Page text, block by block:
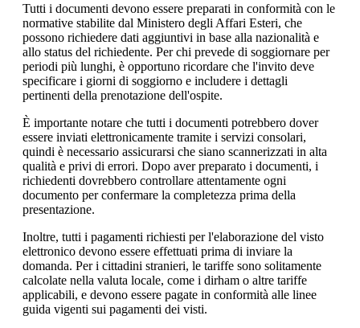
Tutti i documenti devono essere preparati in conformità con le
normative stabilite dal Ministero degli Affari Esteri, che
possono richiedere dati aggiuntivi in base alla nazionalità e
allo status del richiedente. Per chi prevede di soggiornare per
periodi più lunghi, è opportuno ricordare che l'invito deve
specificare i giorni di soggiorno e includere i dettagli
pertinenti della prenotazione dell'ospite.
È importante notare che tutti i documenti potrebbero dover
essere inviati elettronicamente tramite i servizi consolari,
quindi è necessario assicurarsi che siano scannerizzati in alta
qualità e privi di errori. Dopo aver preparato i documenti, i
richiedenti dovrebbero controllare attentamente ogni
documento per confermare la completezza prima della
presentazione.
Inoltre, tutti i pagamenti richiesti per l'elaborazione del visto
elettronico devono essere effettuati prima di inviare la
domanda. Per i cittadini stranieri, le tariffe sono solitamente
calcolate nella valuta locale, come i dirham o altre tariffe
applicabili, e devono essere pagate in conformità alle linee
guida vigenti sui pagamenti dei visti.